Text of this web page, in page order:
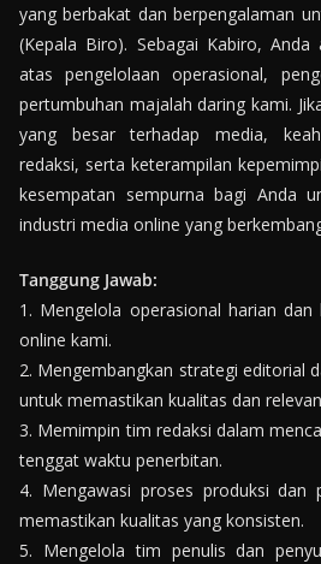
yang berbakat dan berpengalaman
(Kepala Biro). Sebagai Kabiro,
atas pengelolaan operasional,
pertumbuhan majalah daring kami.
yang besar terhadap media,
redaksi, serta keterampilan
kesempatan sempurna bagi Anda
industri media online yang
Tanggung Jawab:
1. Mengelola operasional harian
online kami.
2. Mengembangkan strategi editorial
untuk memastikan kualitas dan
3. Memimpin tim redaksi dalam
tenggat waktu penerbitan.
4. Mengawasi proses produksi dan
memastikan kualitas yang konsisten.
5. Mengelola tim penulis dan